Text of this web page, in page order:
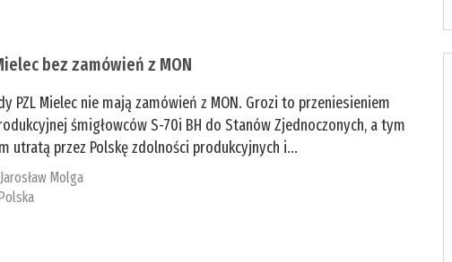
bez zamówień z MON
PZL Mielec nie mają zamówień z MON. Grozi to przeniesieniem
śmigłowców S-70i BH do Stanów Zjednoczonych, a tym
utratą przez Polskę zdolności produkcyjnych i...
Jarosław Molga